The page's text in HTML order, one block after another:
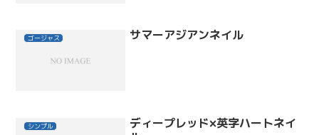
ゴージャス サマーアジアンネイル
シンプル
ディープレッド×英字ハートネイ